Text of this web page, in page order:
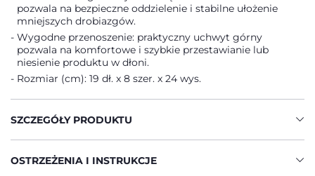
pozwala na bezpieczne oddzielenie i stabilne ułożenie
mniejszych drobiazgów.
Wygodne przenoszenie: praktyczny uchwyt górny
pozwala na komfortowe i szybkie przestawianie lub
niesienie produktu w dłoni.
Rozmiar (cm): 19 dł. x 8 szer. x 24 wys.
SZCZEGÓŁY PRODUKTU
OSTRZEŻENIA I INSTRUKCJE